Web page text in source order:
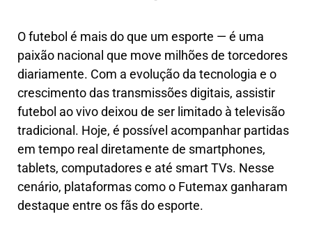
O futebol é mais do que um esporte — é uma
paixão nacional que move milhões de torcedores
diariamente. Com a evolução da tecnologia e o
crescimento das transmissões digitais, assistir
futebol ao vivo deixou de ser limitado à televisão
tradicional. Hoje, é possível acompanhar partidas
em tempo real diretamente de smartphones,
tablets, computadores e até smart TVs. Nesse
cenário, plataformas como o Futemax ganharam
destaque entre os fãs do esporte.